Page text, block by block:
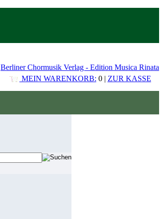
Berliner Chormusik Verlag - Edition Musica Rinata
MEIN WARENKORB: 0 | ZUR KASSE